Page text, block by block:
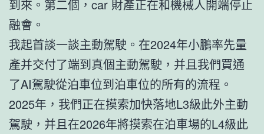
到來。第二個，car 財產正在和機械人開端停止
融會。
我起首談一談主動駕駛。在2024年小鵬率先量
產并交付了端到真個主動駕駛，并且我們買通
了AI駕駛從泊車位到泊車位的所有的流程。
2025年，我們正在摸索加快落地L3級此外主動
駕駛，并且在2026年將摸索在泊車場的L4級此